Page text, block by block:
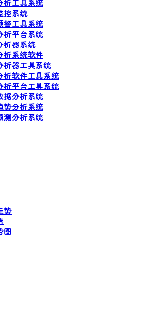
析工具系统
控系统
警工具系统
析平台系统
析器系统
析系统软件
析器工具系统
析软件工具系统
析平台工具系统
据分析系统
势分析系统
测分析系统
势
图